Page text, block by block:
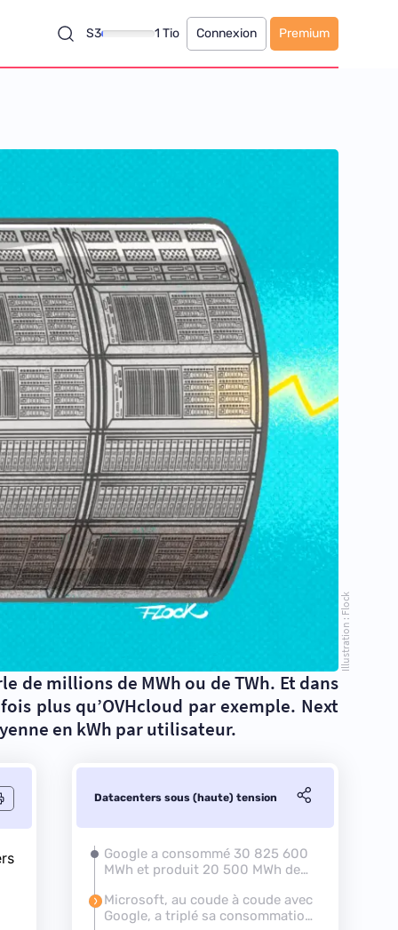
S3 1 Tio Connexion Premium
Illustration : Flock
de millions de MWh ou de TWh. Et dans
plus qu’OVHcloud par exemple. Next
en kWh par utilisateur.
Datacenters sous (haute) tension
Google a consommé 30 825 600
MWh et produit 20 500 MWh de
Microsoft, au coude à coude avec
Google, a triplé sa consommation